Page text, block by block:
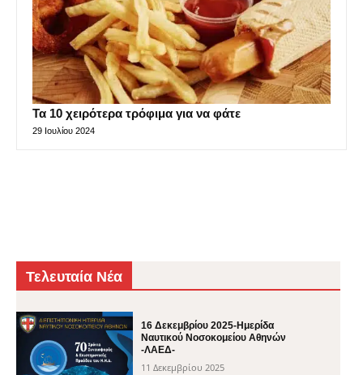
Τα 10 χειρότερα τρόφιμα για να φάτε
29 Ιουλίου 2024
Τελευταία Νέα
16 Δεκεμβρίου 2025-Ημερίδα
Ναυτικού Νοσοκομείου Αθηνών
-ΛΑΕΔ-
11 Δεκεμβρίου 2025